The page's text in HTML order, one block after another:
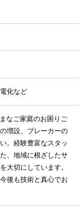
化など
なご家庭のお困りご
増設、ブレーカーの
。経験豊富なスタッ
、地域に根ざしたサ
大切にしています。
後も技術と真心でお